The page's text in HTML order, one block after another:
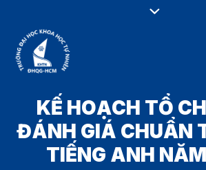
KẾ HOẠCH TỔ
ĐÁNH GIÁ CHUẨN
TIẾNG ANH